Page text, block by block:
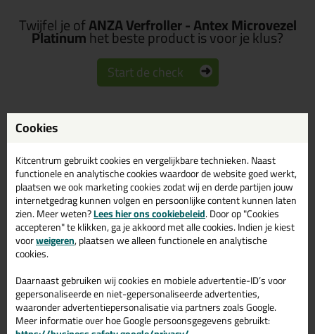
Twijfel je ofANZA Verfroller - Antex Microvezel
Platinumhet beste product is voor je klus?
Start de check
Omschrijving
ANZA Verfroller - Antex
Microvezel Platinum in 25
cm
Bestel de ANZA Verfroller - Antex Microvezel Platinum in 25 cm
vandaag nog! Vandaag besteld = morgen in huis.
Wil je meer weten over de toepassing en kenmerken van dit
product?Lees alles over dit product >
Cookies
Kitcentrum gebruikt cookies en vergelijkbare technieken. Naast
functionele en analytische cookies waardoor de website goed werkt,
plaatsen we ook marketing cookies zodat wij en derde partijen jouw
internetgedrag kunnen volgen en persoonlijke content kunnen laten
zien. Meer weten?Lees hier ons cookiebeleid. Door op "Cookies
accepteren" te klikken, ga je akkoord met alle cookies. Indien je kiest
voorweigeren, plaatsen we alleen functionele en analytische
cookies.
Daarnaast gebruiken wij cookies en mobiele advertentie-ID’s voor
gepersonaliseerde en niet-gepersonaliseerde advertenties,
waaronder advertentiepersonalisatie via partners zoals Google.
Meer informatie over hoe Google persoonsgegevens gebruikt: